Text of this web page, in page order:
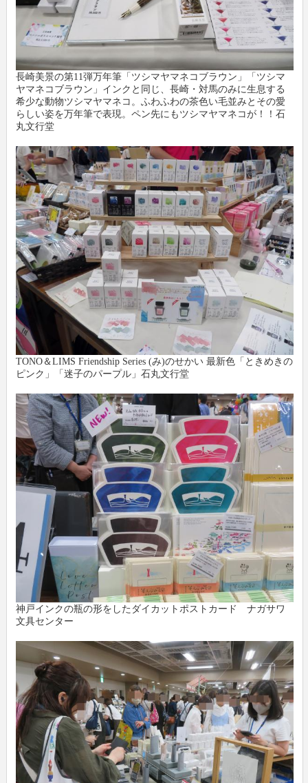
長崎美景の第11弾万年筆「ツシマヤマネコブラウン」「ツシマ
ヤマネコブラウン」インクと同じ、長崎・対馬のみに生息する
希少な動物ツシマヤマネコ。ふわふわの茶色い毛並みとその愛
らしい姿を万年筆で表現。ペン先にもツシマヤマネコが！！石
丸文行堂
TONO＆LIMS Friendship Series (み)のせかい 最新色「ときめきの
ピンク」「迷子のパープル」石丸文行堂
神戸インクの瓶の形をしたダイカットポストカード ナガサワ
文具センター